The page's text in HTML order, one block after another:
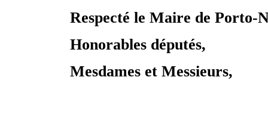
Respecté le Maire de Porto-
Honorables députés,
Mesdames et Messieurs,